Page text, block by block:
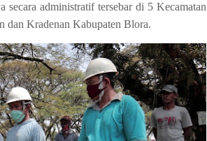
administratif tersebar di 5 Kecamatan
dan Kradenan Kabupaten Blora.